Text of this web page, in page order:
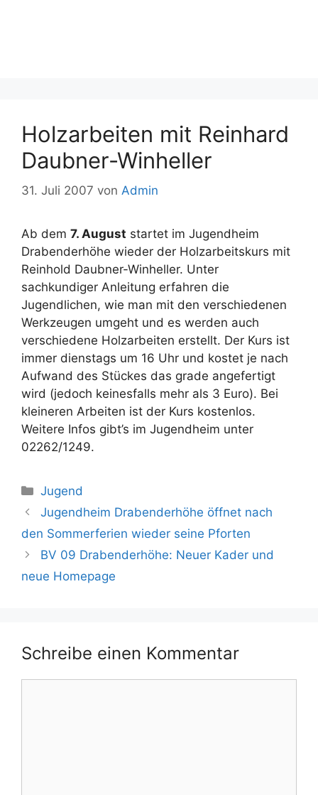
Holzarbeiten mit Reinhard
Daubner-Winheller
31. Juli 2007 von Admin
Ab dem 7. August startet im Jugendheim
Drabenderhöhe wieder der Holzarbeitskurs mit
Reinhold Daubner-Winheller. Unter
sachkundiger Anleitung erfahren die
Jugendlichen, wie man mit den verschiedenen
Werkzeugen umgeht und es werden auch
verschiedene Holzarbeiten erstellt. Der Kurs ist
immer dienstags um 16 Uhr und kostet je nach
Aufwand des Stückes das grade angefertigt
wird (jedoch keinesfalls mehr als 3 Euro). Bei
kleineren Arbeiten ist der Kurs kostenlos.
Weitere Infos gibt’s im Jugendheim unter
02262/1249.
Kategorien
Jugend
Jugendheim Drabenderhöhe öffnet nach
den Sommerferien wieder seine Pforten
BV 09 Drabenderhöhe: Neuer Kader und
neue Homepage
Schreibe einen Kommentar